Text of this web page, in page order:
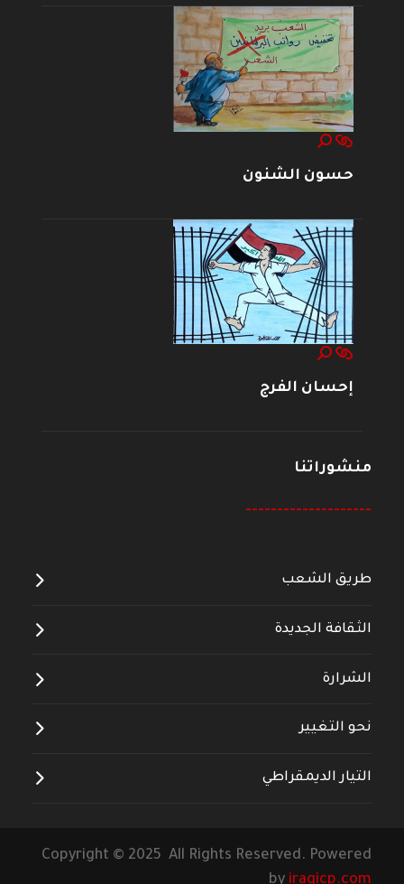
حسون الشنون
إحسان الفرج
منشوراتنا
--------------------
طريق الشعب
الثقافة الجديدة
الشرارة
نحو التغيير
التيار الديمقراطي
Copyright © 2025 All Rights Reserved. Powered
by iraqicp.com